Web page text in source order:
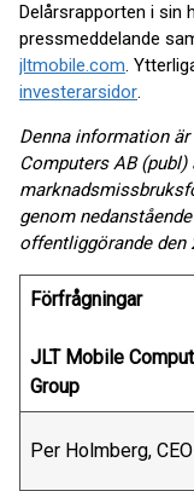
Delårsrapporten i sin
pressmeddelande
jltmobile.com.
investerarsidor.
Denna information
Computers AB
genom
offentliggörande den
Förfrågningar
JLT Mobile
Group
Per Holmberg, CEO